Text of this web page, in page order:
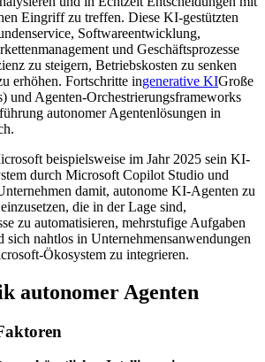
Eingriff zu treffen. Diese KI-gestützten
Softwareentwicklung,
und Geschäftsprozesse
zu steigern, Betriebskosten zu senken
erhöhen. Fortschritte ingenerative KIGroße
und Agenten-Orchestrierungsframeworks
autonomer Agentenlösungen in
beispielsweise im Jahr 2025 sein KI-
durch Microsoft Copilot Studio und
damit, autonome KI-Agenten zu
die in der Lage sind,
zu automatisieren, mehrstufige Aufgaben
sich nahtlos in Unternehmensanwendungen
Ökosystem zu integrieren.
autonomer Agenten